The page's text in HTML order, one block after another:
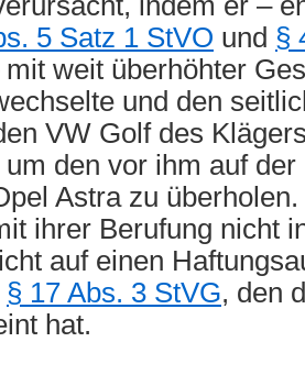
5 Satz 1 StVO und §
mit weit überhöhter
und den
VW Golf des
den vor ihm auf der
Astra zu
ihrer Berufung nicht
auf einen
§ 17 Abs. 3 StVG, den
hat.